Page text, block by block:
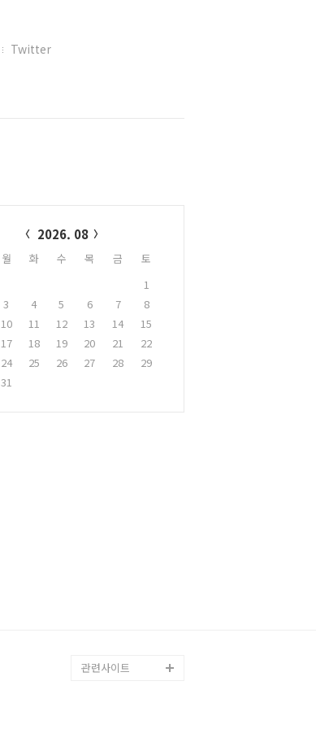
Twitter
2026. 08
월 화 수 목 금
토
1
3 4 5 6 7
8
10 11 12 13 14
15
17 18 19 20 21
22
24 25 26 27 28
29
31
관련사이트